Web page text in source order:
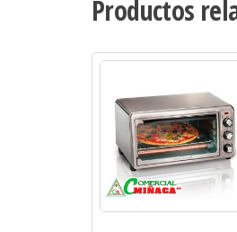
Productos